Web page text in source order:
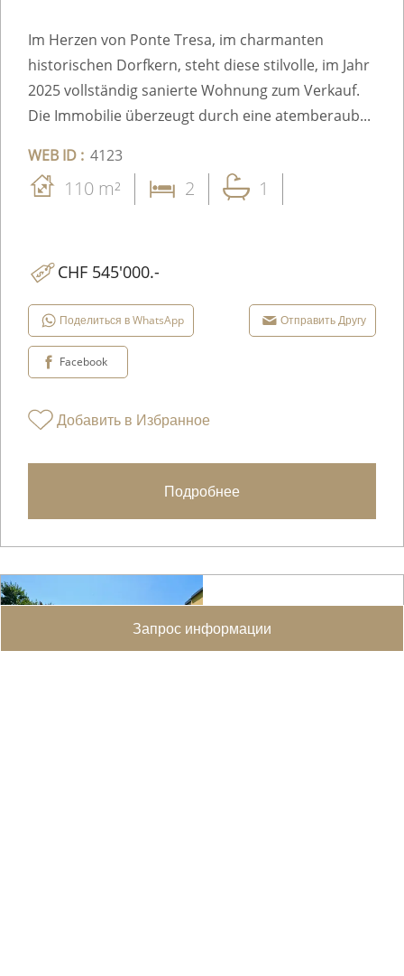
Im Herzen von Ponte Tresa, im charmanten
historischen Dorfkern, steht diese stilvolle, im Jahr
2025 vollständig sanierte Wohnung zum Verkauf.
Die Immobilie überzeugt durch eine atemberaub...
WEB ID : 4123
110 m² 2 1
CHF 545'000.-
Поделиться в WhatsApp Отправить Другу
Facebook
Добавить в Избранное
Подробнее
Запрос информации